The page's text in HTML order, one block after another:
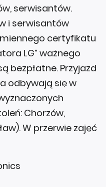
serwisantów.
i serwisantów
certyfikatu
LG” ważnego
bezpłatne. Przyjazd
odbywają się w
Chorzów,
W przerwie zajęć